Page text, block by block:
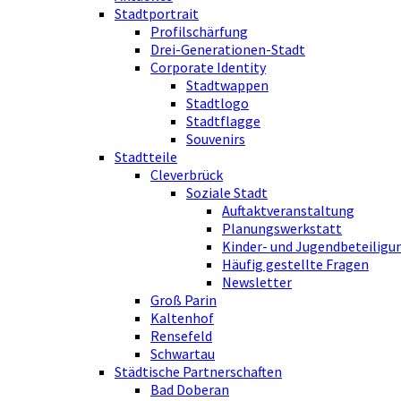
Stadtportrait
Profilschärfung
Drei-Generationen-Stadt
Corporate Identity
Stadtwappen
Stadtlogo
Stadtflagge
Souvenirs
Stadtteile
Cleverbrück
Soziale Stadt
Auftaktveranstaltung
Planungswerkstatt
Kinder- und
Häufig gestellte Fragen
Newsletter
Groß Parin
Kaltenhof
Rensefeld
Schwartau
Städtische Partnerschaften
Bad Doberan